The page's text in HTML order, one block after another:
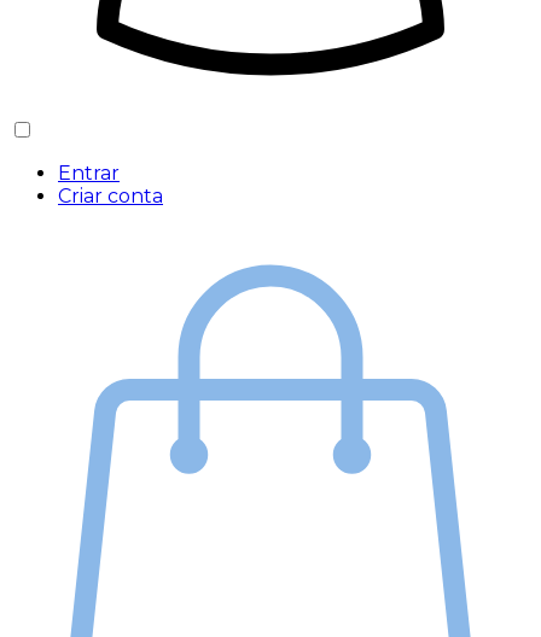
Entrar
Criar conta